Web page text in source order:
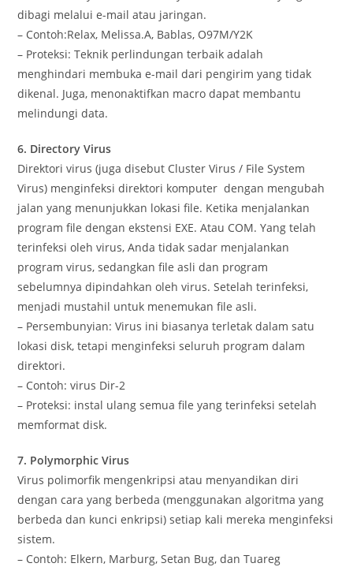
dibagi melalui e-mail atau jaringan.
– Contoh:Relax, Melissa.A, Bablas, O97M/Y2K
– Proteksi: Teknik perlindungan terbaik adalah
menghindari membuka e-mail dari pengirim yang tidak
dikenal. Juga, menonaktifkan macro dapat membantu
melindungi data.
6. Directory Virus
Direktori virus (juga disebut Cluster Virus / File System
Virus) menginfeksi direktori komputer dengan mengubah
jalan yang menunjukkan lokasi file. Ketika menjalankan
program file dengan ekstensi EXE. Atau COM. Yang telah
terinfeksi oleh virus, Anda tidak sadar menjalankan
program virus, sedangkan file asli dan program
sebelumnya dipindahkan oleh virus. Setelah terinfeksi,
menjadi mustahil untuk menemukan file asli.
– Persembunyian: Virus ini biasanya terletak dalam satu
lokasi disk, tetapi menginfeksi seluruh program dalam
direktori.
– Contoh: virus Dir-2
– Proteksi: instal ulang semua file yang terinfeksi setelah
memformat disk.
7. Polymorphic Virus
Virus polimorfik mengenkripsi atau menyandikan diri
dengan cara yang berbeda (menggunakan algoritma yang
berbeda dan kunci enkripsi) setiap kali mereka menginfeksi
sistem.
– Contoh: Elkern, Marburg, Setan Bug, dan Tuareg